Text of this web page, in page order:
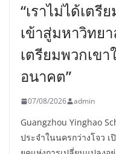
“เราไม่ได้เตรี
เข้าสู่มหาวิทย
เตรียมพวกเข
อนาคต”
07/08/2026 admin
Guangzhou Yinghao
ประจำในนครกว่างโจว